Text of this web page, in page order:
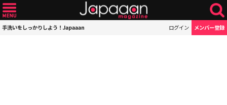
手洗いをしっかりしよう！Japaaan ログイン メンバー登録